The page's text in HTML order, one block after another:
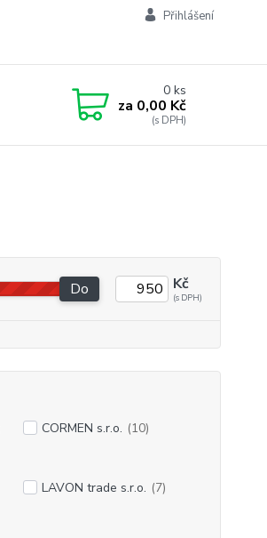
Přihlášení
0ks
za 0,00 Kč
Do Kč
CORMEN s.r.o. (10)
LAVON trade s.r.o. (7)